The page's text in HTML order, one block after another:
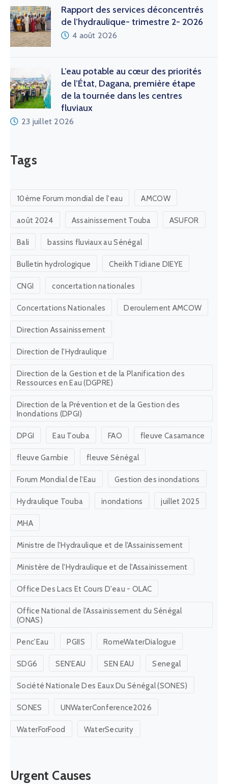
Rapport des services déconcentrés
de l’hydraulique- trimestre 2- 2026
4 août 2026
L’eau potable au cœur des priorités
de l’État, Dagana, première étape
de la tournée dans les centres
fluviaux
23 juillet 2026
Tags
10éme Forum mondial de l'eau AMCOW
août 2024 Assainissement Touba ASUFOR
Bali bassins fluviaux au Sénégal
Bulletin hydrologique Cheikh Tidiane DIEYE
CNGI concertation nationales
Concertations Nationales Deroulement AMCOW
Direction Assainissement
Direction de l'Hydraulique
Direction de la Gestion et de la Planification des
Ressources en Eau (DGPRE)
Direction de la Prévention et de la Gestion des
Inondations (DPGI)
DPGI Eau Touba FAO fleuve Casamance
fleuve Gambie fleuve Sénégal
Forum Mondial de l'Eau Gestion des inondations
Hydraulique Touba inondations juillet 2025
MHA
Ministre de l'Hydraulique et de l'Assainissement
Ministère de l'Hydraulique et de l'Assainissement
Office Des Lacs Et Cours D'eau - OLAC
Office National de l'Assainissement du Sénégal
(ONAS)
Penc'Eau PGIIS RomeWaterDialogue
SDG6 SEN'EAU SEN EAU Senegal
Société Nationale Des Eaux Du Sénégal (SONES)
SONES UNWaterConference2026
WaterForFood WaterSecurity
Urgent Causes